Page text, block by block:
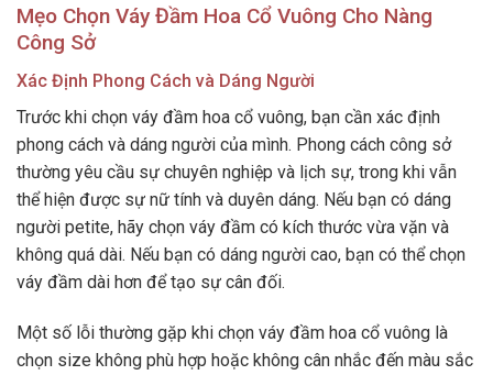
Mẹo Chọn Váy Đầm Hoa Cổ Vuông Cho Nàng
Công Sở
Xác Định Phong Cách và Dáng Người
Trước khi chọn váy đầm hoa cổ vuông, bạn cần xác định
phong cách và dáng người của mình. Phong cách công sở
thường yêu cầu sự chuyên nghiệp và lịch sự, trong khi vẫn
thể hiện được sự nữ tính và duyên dáng. Nếu bạn có dáng
người petite, hãy chọn váy đầm có kích thước vừa vặn và
không quá dài. Nếu bạn có dáng người cao, bạn có thể chọn
váy đầm dài hơn để tạo sự cân đối.
Một số lỗi thường gặp khi chọn váy đầm hoa cổ vuông là
chọn size không phù hợp hoặc không cân nhắc đến màu sắc